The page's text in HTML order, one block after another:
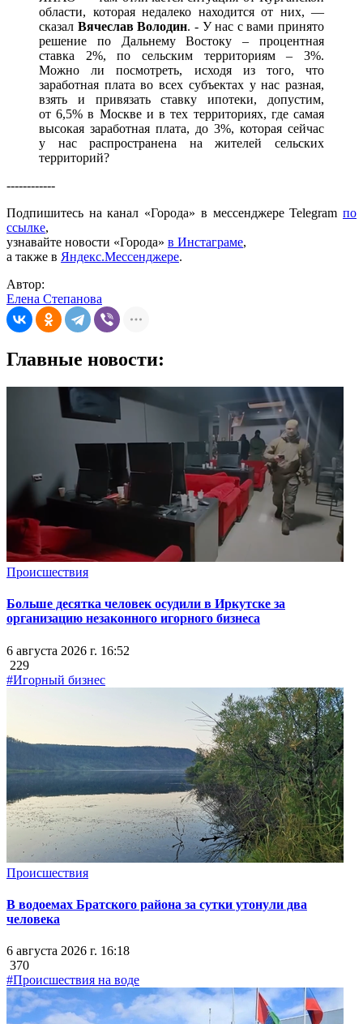
области, которая недалеко находится от них, —
сказал Вячеслав Володин. - У нас с вами принято
решение по Дальнему Востоку – процентная
ставка 2%, по сельским территориям – 3%.
Можно ли посмотреть, исходя из того, что
заработная плата во всех субъектах у нас разная,
взять и привязать ставку ипотеки, допустим,
от 6,5% в Москве и в тех территориях, где самая
высокая заработная плата, до 3%, которая сейчас
у нас распространена на жителей сельских
территорий?
------------
Подпишитесь на канал «Города» в мессенджере Telegram по
ссылке,
узнавайте новости «Города» в Инстаграме,
а также в Яндекс.Мессенджере.
Автор:
Елена Степанова
Главные новости:
Происшествия
Больше десятка человек осудили в Иркутске за
организацию незаконного игорного бизнеса
6 августа 2026 г. 16:52
229
#Игорный бизнес
Происшествия
В водоемах Братского района за сутки утонули два
человека
6 августа 2026 г. 16:18
370
#Происшествия на воде